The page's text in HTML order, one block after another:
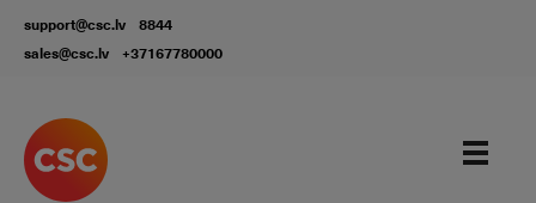
support@csc.lv
8844
sales@csc.lv
+37167780000